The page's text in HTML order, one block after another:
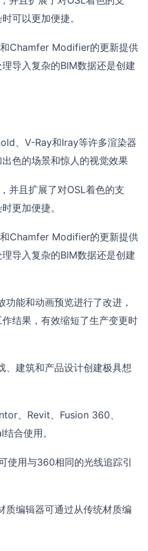
可以更加便捷。
Chamfer Modifier的更新提供
导入复杂的BIM数据还是创建
、V-Ray和Iray等许多渲染器
色的场景和惊人的视觉效果
并且扩展了对OSL着色的支
更加便捷。
Chamfer Modifier的更新提供
导入复杂的BIM数据还是创建
能和动画预览进行了改进，
结果，有效缩短了生产变更时
建筑和产品设计创建极具想
、Revit、Fusion 360、
合使用。
使用与360相同的光线追踪引
编辑器可通过从传统材质编